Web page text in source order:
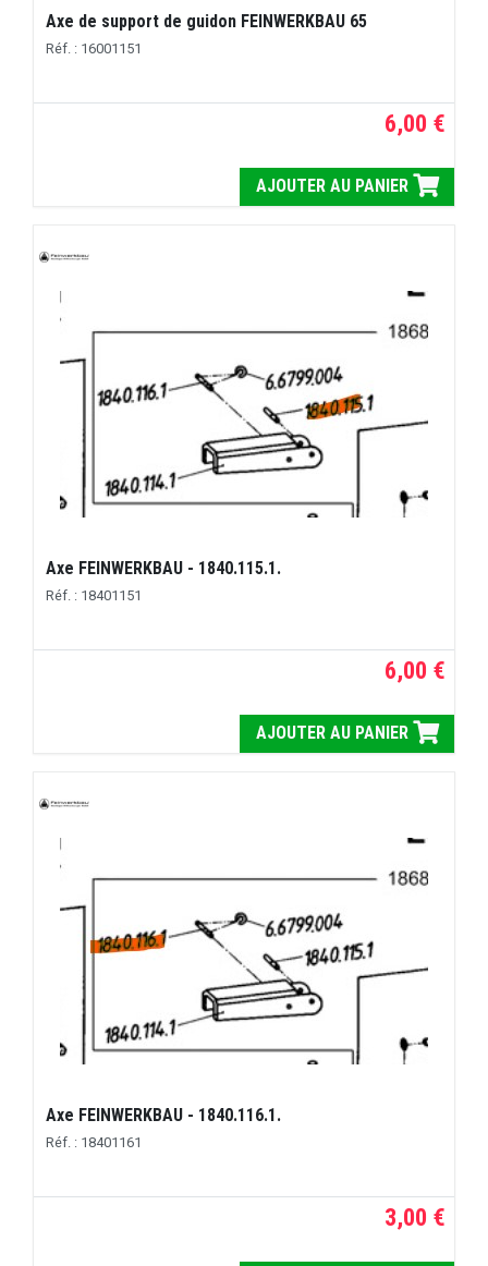
Axe de support de guidon FEINWERKBAU 65
Réf. : 16001151
6,00 €
AJOUTER AU PANIER
Axe FEINWERKBAU - 1840.115.1.
Réf. : 18401151
6,00 €
AJOUTER AU PANIER
Axe FEINWERKBAU - 1840.116.1.
Réf. : 18401161
3,00 €